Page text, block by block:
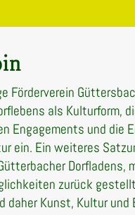
Förderverein
als Kulturform,
Engagements und die
ein. Ein weiteres
Dorfladens,
zurück
daher Kunst, Kultur und